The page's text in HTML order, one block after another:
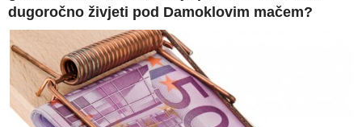
dugoročno živjeti pod Damoklovim mačem?